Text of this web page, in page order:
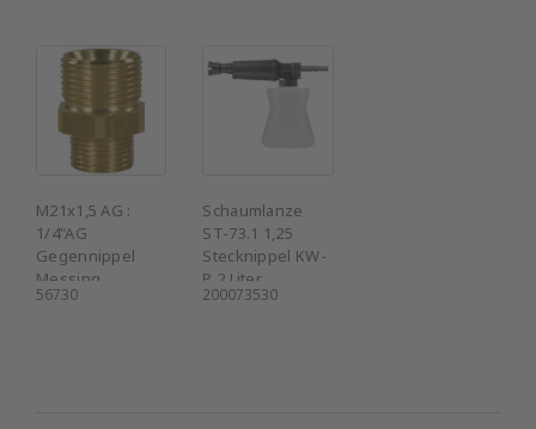
M21x1,5 AG :
1/4"AG
Gegennippel
Messing
56730
Schaumlanze
ST-73.1 1,25
Stecknippel KW-
P 2 Liter
200073530